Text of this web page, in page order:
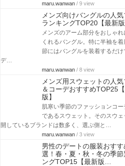
maru.wanwan / 9 view
メンズ向けバングルの人
ランキングTOP20【最新版
メンズのアーム部分をおしゃれ
くれるバングル。特に半袖を
節にはバングルを装着するだけ
デ…
maru.wanwan / 8 view
メンズ用スウェットの人
＆コーデおすすめTOP25
版】
肌寒い季節のファッションコー
であるスウェット。そのスウェ
開しているブランドは数多く、選ぶ側と…
maru.wanwan / 3 view
男性のデートの服装おす
選！春・夏・秋・冬の季節
ングTOP15【最新版…